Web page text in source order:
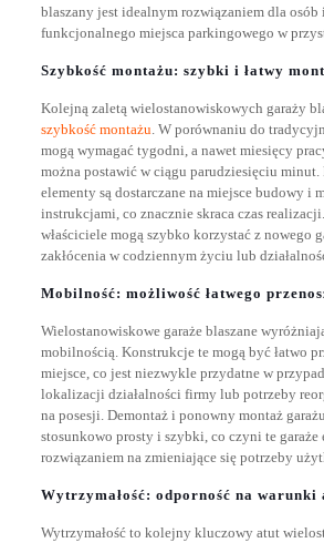
blaszany jest idealnym rozwiązaniem dla
funkcjonalnego miejsca parkingowego w
Szybkość montażu: szybki i łatwy
Kolejną zaletą wielostanowiskowych garaży
szybkość montażu . W porównaniu do
mogą wymagać tygodni, a nawet miesięcy
można postawić w ciągu parudziesięciu minut.
elementy są dostarczane na miejsce budowy i
instrukcjami, co znacznie skraca czas
właściciele mogą szybko korzystać z nowego
zakłócenia w codziennym życiu lub
Mobilność: możliwość łatwego
Wielostanowiskowe garaże blaszane
mobilnością. Konstrukcje te mogą być łatwo
miejsce, co jest niezwykle przydatne w
lokalizacji działalności firmy lub potrzeby
na posesji. Demontaż i ponowny montaż
stosunkowo prosty i szybki, co czyni te garaże
rozwiązaniem na zmieniające się potrzeby
Wytrzymałość: odporność na warunki
Wytrzymałość to kolejny kluczowy atut